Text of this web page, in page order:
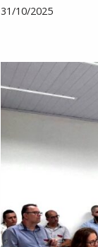
31/10/2025